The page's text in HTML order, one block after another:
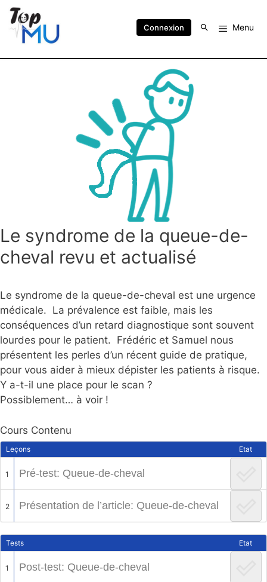
Connexion Menu
Le syndrome de la queue-de-
cheval revu et actualisé
Le syndrome de la queue-de-cheval est une urgence
médicale. La prévalence est faible, mais les
conséquences d’un retard diagnostique sont souvent
lourdes pour le patient. Frédéric et Samuel nous
présentent les perles d’un récent guide de pratique,
pour vous aider à mieux dépister les patients à risque.
Y a-t-il une place pour le scan ?
Possiblement… à voir !
Cours Contenu
Leçons Etat
1 Pré-test: Queue-de-cheval
2 Présentation de l’article: Queue-de-cheval
Tests Etat
1 Post-test: Queue-de-cheval